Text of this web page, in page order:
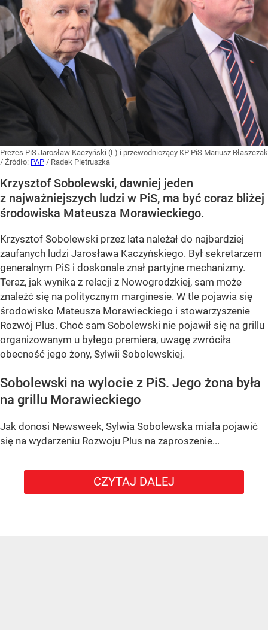
Prezes PiS Jarosław Kaczyński (L) i przewodniczący KP PiS Mariusz Błaszczak
/ Źródło: PAP / Radek Pietruszka
Krzysztof Sobolewski, dawniej jeden
z najważniejszych ludzi w PiS, ma być coraz bliżej
środowiska Mateusza Morawieckiego.
Krzysztof Sobolewski przez lata należał do najbardziej
zaufanych ludzi Jarosława Kaczyńskiego. Był sekretarzem
generalnym PiS i doskonale znał partyjne mechanizmy.
Teraz, jak wynika z relacji z Nowogrodzkiej, sam może
znaleźć się na politycznym marginesie. W tle pojawia się
środowisko Mateusza Morawieckiego i stowarzyszenie
Rozwój Plus. Choć sam Sobolewski nie pojawił się na grillu
organizowanym u byłego premiera, uwagę zwróciła
obecność jego żony, Sylwii Sobolewskiej.
Sobolewski na wylocie z PiS. Jego żona była
na grillu Morawieckiego
Jak donosi Newsweek, Sylwia Sobolewska miała pojawić
się na wydarzeniu Rozwoju Plus na zaproszenie...
CZYTAJ DALEJ